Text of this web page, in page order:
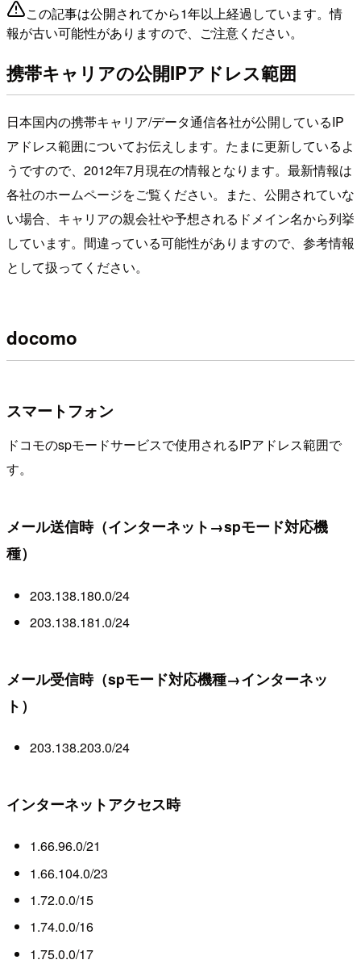
この記事は公開されてから1年以上経過しています。情
報が古い可能性がありますので、ご注意ください。
携帯キャリアの公開IPアドレス範囲
日本国内の携帯キャリア/データ通信各社が公開しているIP
アドレス範囲についてお伝えします。たまに更新しているよ
うですので、2012年7月現在の情報となります。最新情報は
各社のホームページをご覧ください。また、公開されていな
い場合、キャリアの親会社や予想されるドメイン名から列挙
しています。間違っている可能性がありますので、参考情報
として扱ってください。
docomo
スマートフォン
ドコモのspモードサービスで使用されるIPアドレス範囲で
す。
メール送信時（インターネット→spモード対応機
種）
203.138.180.0/24
203.138.181.0/24
メール受信時（spモード対応機種→インターネッ
ト）
203.138.203.0/24
インターネットアクセス時
1.66.96.0/21
1.66.104.0/23
1.72.0.0/15
1.74.0.0/16
1.75.0.0/17